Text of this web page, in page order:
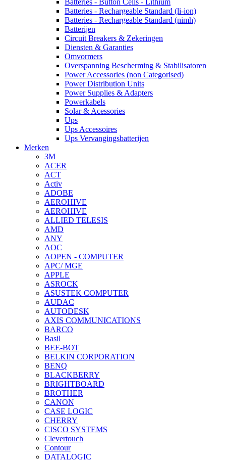
Batteries - Rechargeable Standard (li-ion)
Batteries - Rechargeable Standard (nimh)
Batterijen
Circuit Breakers & Zekeringen
Diensten & Garanties
Omvormers
Overspanning Bescherming & Stabilisatoren
Power Accessories (non Categorised)
Power Distribution Units
Power Supplies & Adapters
Powerkabels
Solar & Acessories
Ups
Ups Accessoires
Ups Vervangingsbatterijen
Merken
3M
ACER
ACT
Activ
ADOBE
AEROHIVE
AEROHIVE
ALLIED TELESIS
AMD
ANY
AOC
AOPEN - COMPUTER
APC/ MGE
APPLE
ASROCK
ASUSTEK COMPUTER
AUDAC
AUTODESK
AXIS COMMUNICATIONS
BARCO
Basil
BEE-BOT
BELKIN CORPORATION
BENQ
BLACKBERRY
BRIGHTBOARD
BROTHER
CANON
CASE LOGIC
CHERRY
CISCO SYSTEMS
Clevertouch
Contour
DATALOGIC